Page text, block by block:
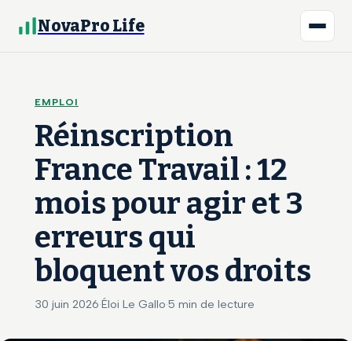
NovaPro Life
EMPLOI
Réinscription
France Travail : 12
mois pour agir et 3
erreurs qui
bloquent vos droits
30 juin 2026·Éloi Le Gallo·5 min de lecture